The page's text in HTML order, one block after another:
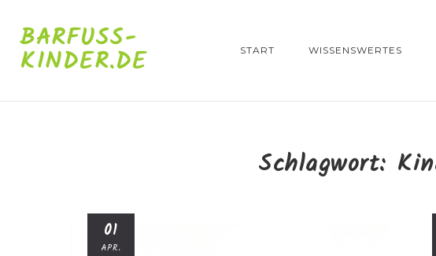
BARFUSS-K
INDER.DE START WISSENSWERTES
Schlagwort:
01
APR.